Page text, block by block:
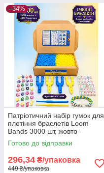
–34%
Патріотичний набір гумок для
плетіння браслетів Loom
Bands 3000 шт, жовто-
блакитний комплект з
намистинами-літерами
Готово до відправки
296,34 ₴/упаковка
449 ₴/упаковка